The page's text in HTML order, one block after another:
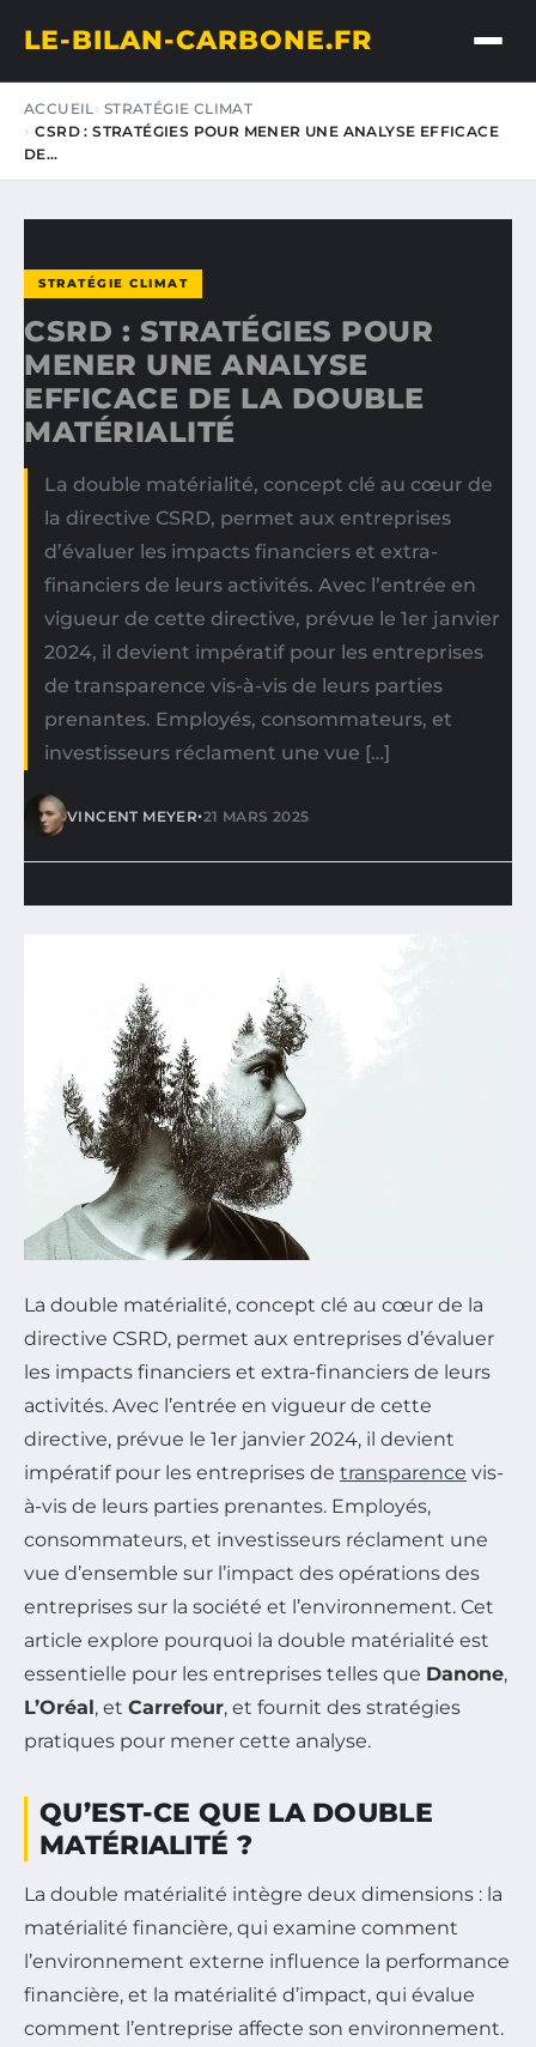
LE-BILAN-CARBONE.FR
ACCUEIL STRATÉGIE CLIMAT
CSRD : STRATÉGIES POUR MENER UNE ANALYSE EFFICACE
DE…
STRATÉGIE CLIMAT
CSRD : STRATÉGIES POUR
MENER UNE ANALYSE
EFFICACE DE LA DOUBLE
MATÉRIALITÉ
La double matérialité, concept clé au cœur de
la directive CSRD, permet aux entreprises
d’évaluer les impacts financiers et extra-
financiers de leurs activités. Avec l’entrée en
vigueur de cette directive, prévue le 1er janvier
2024, il devient impératif pour les entreprises
de transparence vis-à-vis de leurs parties
prenantes. Employés, consommateurs, et
investisseurs réclament une vue […]
VINCENT MEYER•21 MARS 2025
La double matérialité, concept clé au cœur de la
directive CSRD, permet aux entreprises d’évaluer
les impacts financiers et extra-financiers de leurs
activités. Avec l’entrée en vigueur de cette
directive, prévue le 1er janvier 2024, il devient
impératif pour les entreprises de transparence vis-
à-vis de leurs parties prenantes. Employés,
consommateurs, et investisseurs réclament une
vue d’ensemble sur l’impact des opérations des
entreprises sur la société et l’environnement. Cet
article explore pourquoi la double matérialité est
essentielle pour les entreprises telles que Danone,
L’Oréal, et Carrefour, et fournit des stratégies
pratiques pour mener cette analyse.
QU’EST-CE QUE LA DOUBLE
MATÉRIALITÉ ?
La double matérialité intègre deux dimensions : la
matérialité financière, qui examine comment
l’environnement externe influence la performance
financière, et la matérialité d’impact, qui évalue
comment l’entreprise affecte son environnement.